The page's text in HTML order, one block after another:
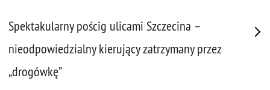
Spektakularny pościg ulicami Szczecina –
nieodpowiedzialny kierujący zatrzymany przez
„drogówkę”